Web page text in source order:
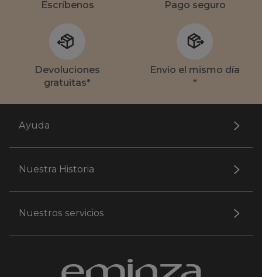
Escríbenos Pago seguro
Devoluciones
gratuitas*
Envío el mismo día
*
Ayuda
Nuestra Historia
Nuestros servicios